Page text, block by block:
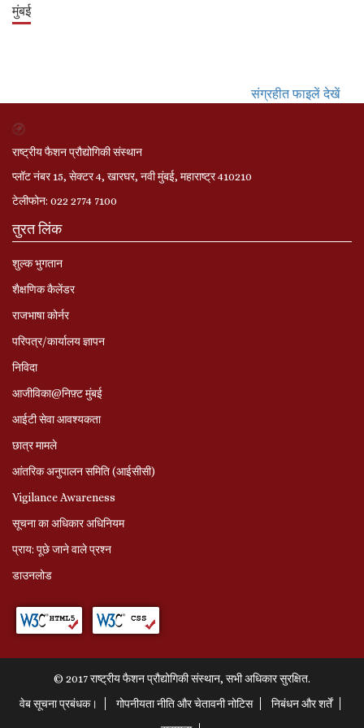
मुंबई
संग्रहीत फाइलें देखें
राष्ट्रीय फैशन प्रौद्योगिकी संस्थान
प्लॉट नंबर 15, सेक्टर 4, खारघर, नवी मुंबई, महाराष्ट्र 410210
टेलीफोन: 022 2774 7100
तुरत लिंक
शुल्क भुगतान
शैक्षणिक कैलेंडर
राजभाषा कोर्नर
परिपत्र/कार्यालय ज्ञापन
निविदा
आजीविका@निफ़्ट मुंबई
आईटी सेवा आवश्यकता
छात्र मामले
आंतरिक अनुपालन समिति (आईसीसी)
Vigilance Awareness
सूचना का अधिकार अधिनियम
प्राय: पूछे जाने वाले प्रश्‍न
डाउनलोड
© 2017 राष्ट्रीय फैशन प्रौद्योगिकी संस्थान, सभी अधिकार सुरक्षित.
वेब सूचना प्रबंधक।
गोपनीयता नीति और चेतावनी नोटिस
निबंधन और शर्तें